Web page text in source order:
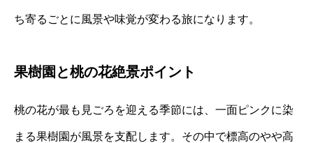
ち寄るごとに風景や味覚が変わる旅になります。
果樹園と桃の花絶景ポイント
桃の花が最も見ごろを迎える季節には、一面ピンクに染
まる果樹園が風景を支配します。その中で標高のやや高